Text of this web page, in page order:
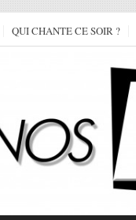
QUI CHANTE CE SOIR ?